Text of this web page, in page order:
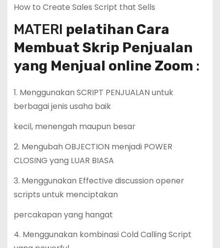
How to Create Sales Script that Sells
MATERI pelatihan Cara
Membuat Skrip Penjualan
yang Menjual online Zoom :
1. Menggunakan SCRIPT PENJUALAN untuk
berbagai jenis usaha baik
kecil, menengah maupun besar
2. Mengubah OBJECTION menjadi POWER
CLOSING yang LUAR BIASA
3. Menggunakan Effective discussion opener
scripts untuk menciptakan
percakapan yang hangat
4. Menggunakan kombinasi Cold Calling Script